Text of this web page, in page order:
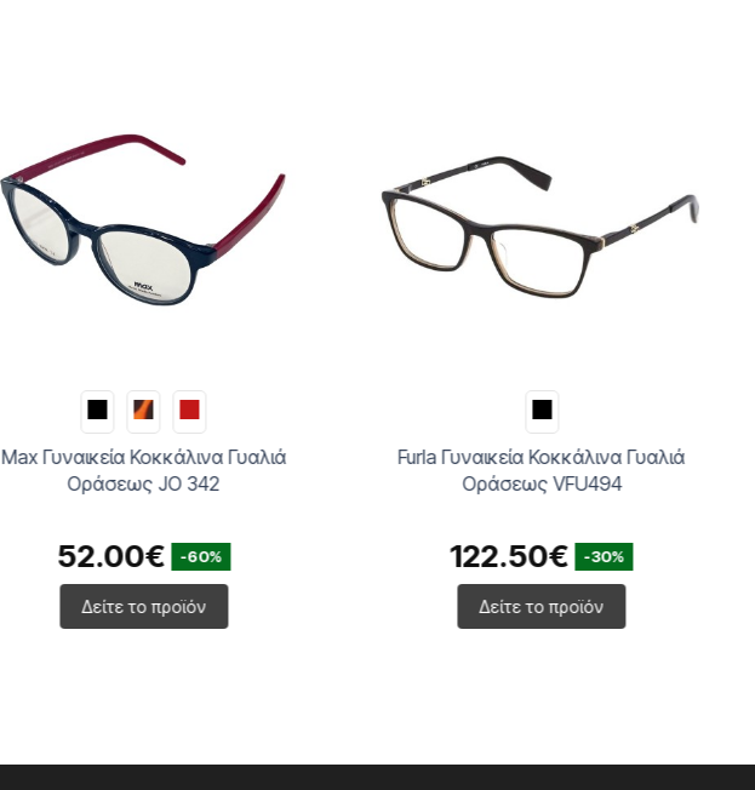
Max Γυναικεία Κοκκάλινα Γυαλιά
Οράσεως JO 342
52.00€ -60%
Δείτε το προϊόν
Furla Γυναικεία Κοκκάλινα Γυαλιά
Οράσεως VFU494
122.50€ -30%
Δείτε το προϊόν